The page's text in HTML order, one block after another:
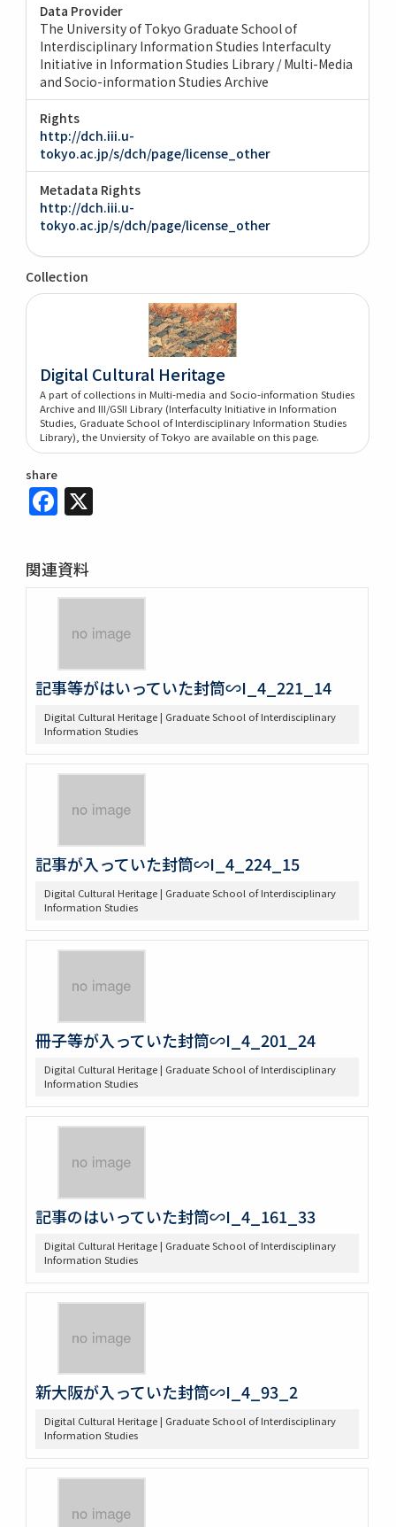
Data Provider
The University of Tokyo Graduate School of
Interdisciplinary Information Studies Interfaculty
Initiative in Information Studies Library / Multi-Media
and Socio-information Studies Archive
Rights
http://dch.iii.u-
tokyo.ac.jp/s/dch/page/license_other
Metadata Rights
http://dch.iii.u-
tokyo.ac.jp/s/dch/page/license_other
Collection
Digital Cultural Heritage
A part of collections in Multi-media and Socio-information Studies
Archive and III/GSII Library (Interfaculty Initiative in Information
Studies, Graduate School of Interdisciplinary Information Studies
Library), the Unviersity of Tokyo are available on this page.
share
Facebook
関連資料
記事等がはいっていた封筒∽I_4_221_14
Digital Cultural Heritage | Graduate School of Interdisciplinary
Information Studies
記事が入っていた封筒∽I_4_224_15
Digital Cultural Heritage | Graduate School of Interdisciplinary
Information Studies
冊子等が入っていた封筒∽I_4_201_24
Digital Cultural Heritage | Graduate School of Interdisciplinary
Information Studies
記事のはいっていた封筒∽I_4_161_33
Digital Cultural Heritage | Graduate School of Interdisciplinary
Information Studies
新大阪が入っていた封筒∽I_4_93_2
Digital Cultural Heritage | Graduate School of Interdisciplinary
Information Studies